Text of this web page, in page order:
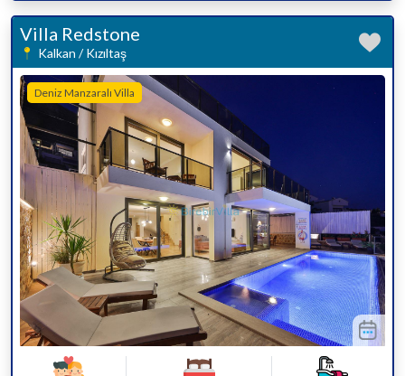
Villa Redstone
Kalkan / Kızıltaş
Deniz Manzaralı Villa